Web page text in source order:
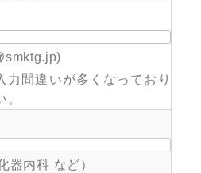
間違いが多くなっており
器内科 など）